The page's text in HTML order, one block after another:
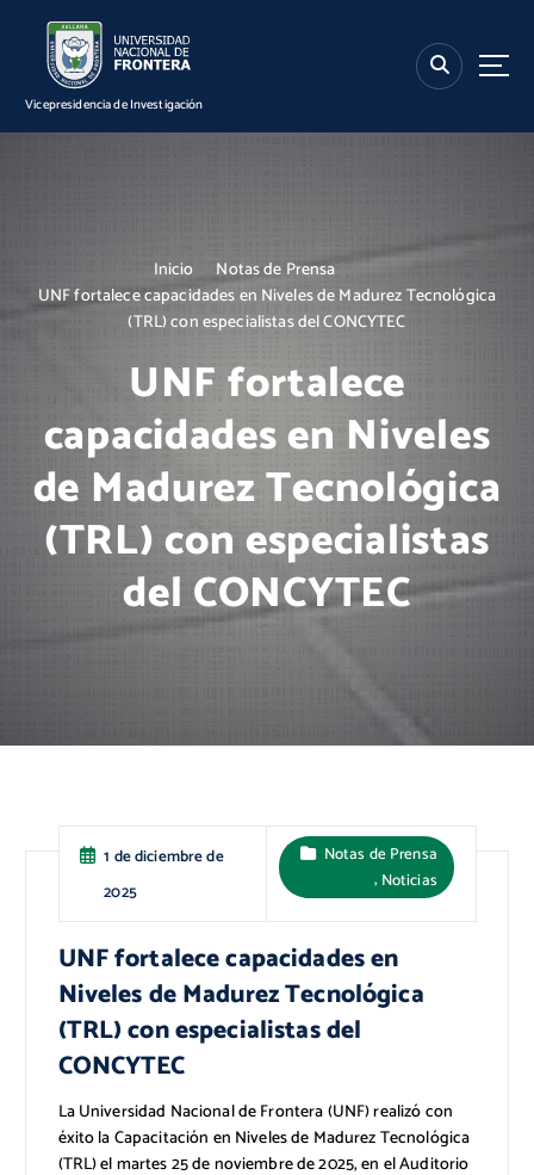
Vicepresidencia de Investigación
Inicio
Notas de Prensa
UNF fortalece capacidades en Niveles de Madurez Tecnológica
(TRL) con especialistas del CONCYTEC
UNF fortalece
capacidades en Niveles
de Madurez Tecnológica
(TRL) con especialistas
del CONCYTEC
1 de diciembre de
2025
Notas de Prensa
, Noticias
UNF fortalece capacidades en
Niveles de Madurez Tecnológica
(TRL) con especialistas del
CONCYTEC
La Universidad Nacional de Frontera (UNF) realizó con
éxito la Capacitación en Niveles de Madurez Tecnológica
(TRL) el martes 25 de noviembre de 2025, en el Auditorio